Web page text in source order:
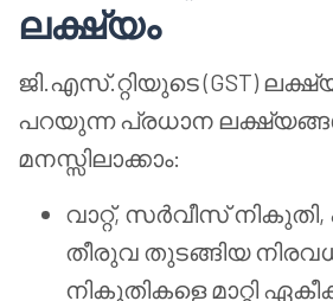
ലക്ഷ്യം
ജി.എസ്.റ്റിയുടെ (GST)
പറയുന്ന പ്രധാന
മനസ്സിലാക്കാം:
വാറ്റ്, സർവീസ്
തീരുവ തുടങ്ങിയ
നികുതികളെ മാറ്റി